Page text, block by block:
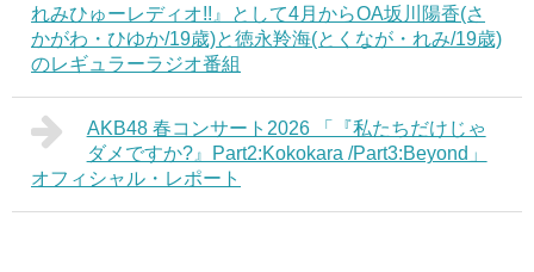
れみひゅーレディオ!!』として4月からOA坂川陽香(さ
かがわ・ひゆか/19歳)と徳永羚海(とくなが・れみ/19歳)
のレギュラーラジオ番組
AKB48 春コンサート2026 「『私たちだけじゃ
ダメですか?』Part2:Kokokara /Part3:Beyond」
オフィシャル・レポート